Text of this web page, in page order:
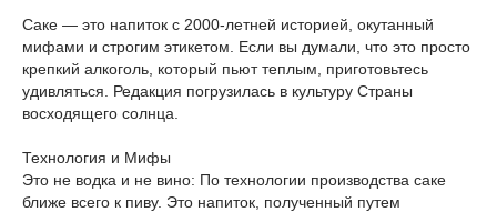
Саке — это напиток с 2000-летней историей, окутанный
мифами и строгим этикетом. Если вы думали, что это просто
крепкий алкоголь, который пьют теплым, приготовьтесь
удивляться. Редакция погрузилась в культуру Страны
восходящего солнца.
Технология и Мифы
Это не водка и не вино: По технологии производства саке
ближе всего к пиву. Это напиток, полученный путем